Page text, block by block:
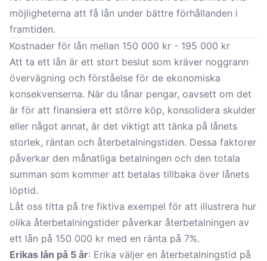
möjligheterna att få lån under bättre förhållanden i
framtiden.
Kostnader för lån mellan 150 000 kr - 195 000 kr
Att ta ett lån är ett stort beslut som kräver noggrann
övervägning och förståelse för de ekonomiska
konsekvenserna. När du lånar pengar, oavsett om det
är för att finansiera ett större köp, konsolidera skulder
eller något annat, är det viktigt att tänka på lånets
storlek, räntan och återbetalningstiden. Dessa faktorer
påverkar den månatliga betalningen och den totala
summan som kommer att betalas tillbaka över lånets
löptid.
Låt oss titta på tre fiktiva exempel för att illustrera hur
olika återbetalningstider påverkar återbetalningen av
ett lån på 150 000 kr med en ränta på 7%.
Erikas lån på 5 år: Erika väljer en återbetalningstid på